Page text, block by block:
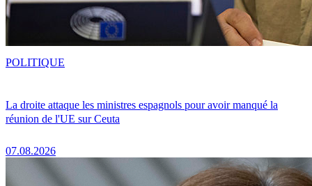
La droite attaque les ministres espagnols pour avoir manqué la
réunion de l'UE sur Ceuta
07.08.2026
POLITIQUE